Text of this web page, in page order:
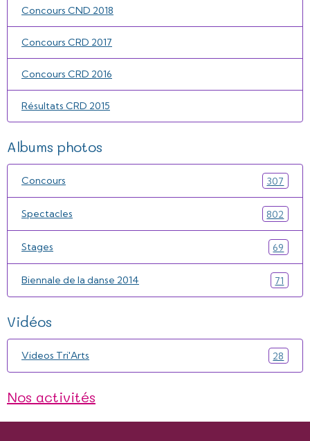
Concours CND 2018
Concours CRD 2017
Concours CRD 2016
Résultats CRD 2015
Albums photos
Concours 307
Spectacles 802
Stages 69
Biennale de la danse 2014 71
Vidéos
Videos Tri'Arts 28
Nos activités